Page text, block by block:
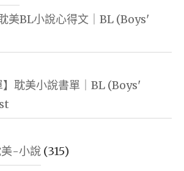
美BL小說心得文｜BL (Boys'
】耽美小說書單｜BL (Boys'
-小說 (315)